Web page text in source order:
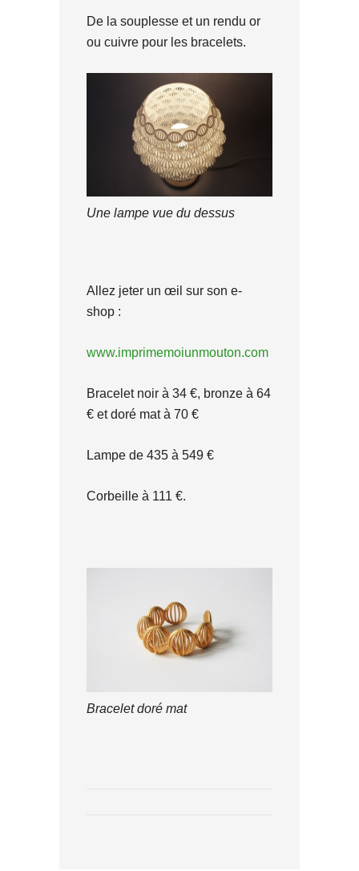
De la souplesse et un rendu or
ou cuivre pour les bracelets.
Une lampe vue du dessus
Allez jeter un œil sur son e-
shop :
www.imprimemoiunmouton.com
Bracelet noir à 34 €, bronze à 64
€ et doré mat à 70 €
Lampe de 435 à 549 €
Corbeille à 111 €.
Bracelet doré mat